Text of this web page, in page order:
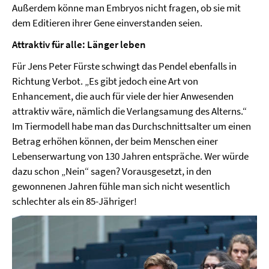
Außerdem könne man Embryos nicht fragen, ob sie mit
dem Editieren ihrer Gene einverstanden seien.
Attraktiv für alle: Länger leben
Für Jens Peter Fürste schwingt das Pendel ebenfalls in
Richtung Verbot. „Es gibt jedoch eine Art von
Enhancement, die auch für viele der hier Anwesenden
attraktiv wäre, nämlich die Verlangsamung des Alterns.“
Im Tiermodell habe man das Durchschnittsalter um einen
Betrag erhöhen können, der beim Menschen einer
Lebenserwartung von 130 Jahren entspräche. Wer würde
dazu schon „Nein“ sagen? Vorausgesetzt, in den
gewonnenen Jahren fühle man sich nicht wesentlich
schlechter als ein 85-Jähriger!